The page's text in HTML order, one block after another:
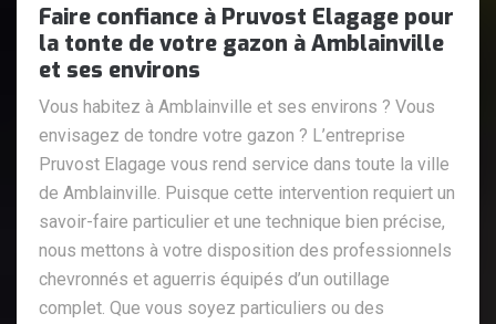
Faire confiance à Pruvost Elagage pour
la tonte de votre gazon à Amblainville
et ses environs
Vous habitez à Amblainville et ses environs ? Vous
envisagez de tondre votre gazon ? L’entreprise
Pruvost Elagage vous rend service dans toute la ville
de Amblainville. Puisque cette intervention requiert un
savoir-faire particulier et une technique bien précise,
nous mettons à votre disposition des professionnels
chevronnés et aguerris équipés d’un outillage
complet. Que vous soyez particuliers ou des